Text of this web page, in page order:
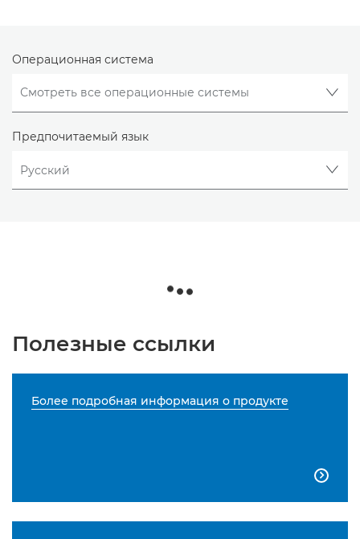
Операционная система
Предпочитаемый язык
Полезные ссылки
Более подробная информация о продукте
